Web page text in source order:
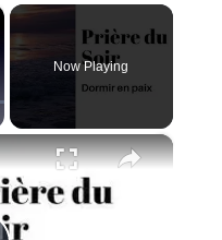
Now Playing
×